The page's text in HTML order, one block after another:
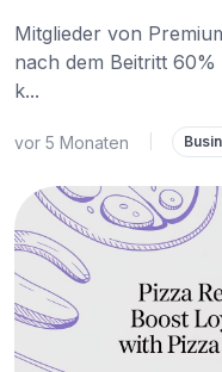
Mitglieder von
nach dem Beitritt
k...
vor 5 Monaten